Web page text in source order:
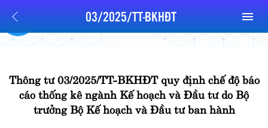
03/2025/TT-BKHĐT
Thông tư 03/2025/TT-BKHĐT quy định chế độ báo
cáo thống kê ngành Kế hoạch và Đầu tư do Bộ
trưởng Bộ Kế hoạch và Đầu tư ban hành